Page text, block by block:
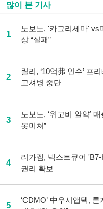
많이 본 기사
1
노보노, '카그리세마' vs
상 “실패”
2
릴리, ‘10억弗 인수’ 프
고셔병 중단
3
노보노, ‘위고비 알약’
못미쳐”
4
리가켐, 넥스트큐어
권리 확보
5
‘CDMO’ 中우시앱텍,